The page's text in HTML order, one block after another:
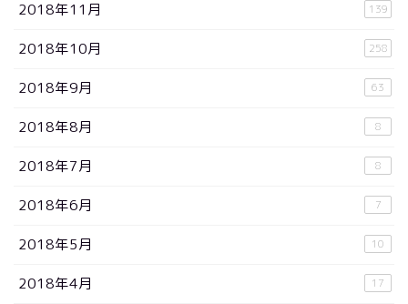
2018年11月 139
2018年10月 258
2018年9月 63
2018年8月 8
2018年7月 8
2018年6月 7
2018年5月 10
2018年4月 17